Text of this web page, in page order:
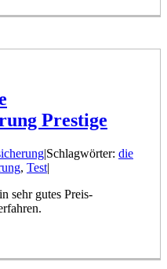
Prestige
|Schlagwörter: die
, Test|
sehr gutes Preis-